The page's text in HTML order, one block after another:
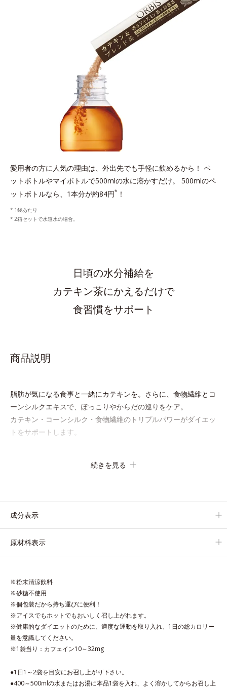
愛用者の方に人気の理由は、外出先でも手軽に飲めるから！ ペ
ットボトルやマイボトルで500mlの水に溶かすだけ。
500mlのペ
ットボトルなら、1本分が約84円* ！
1袋あたり
2箱セットで水道水の場合。
日頃の水分補給を
カテキン茶にかえるだけで
食習慣をサポート
商品説明
脂肪が気になる食事と一緒にカテキンを。さらに、食物繊維とコ
ーンシルクエキスで、ぽっこりやからだの巡りをケア。
カテキン・コーンシルク・食物繊維のトリプルパワーがダイエッ
トをサポートします。
続きを見る
成分表示
原材料表示
※粉末清涼飲料
※砂糖不使用
※個包装だから持ち運びに便利！
※アイスでもホットでもおいしく召し上がれます。
※健康的なダイエットのために、適度な運動を取り入れ、1日の総カロリー
量を意識してください。
※1袋当り：カフェイン10～32mg
●1日1～2袋を目安にお召し上がり下さい。
●400～500mlの水またはお湯に本品1袋を入れ、よく溶かしてからお召し上